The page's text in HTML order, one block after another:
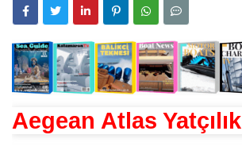
Aegean Atlas Yatçılık